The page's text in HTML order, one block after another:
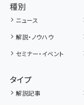
種別
ニュース
解説・ノウハウ
セミナー・イベント
タイプ
解説記事